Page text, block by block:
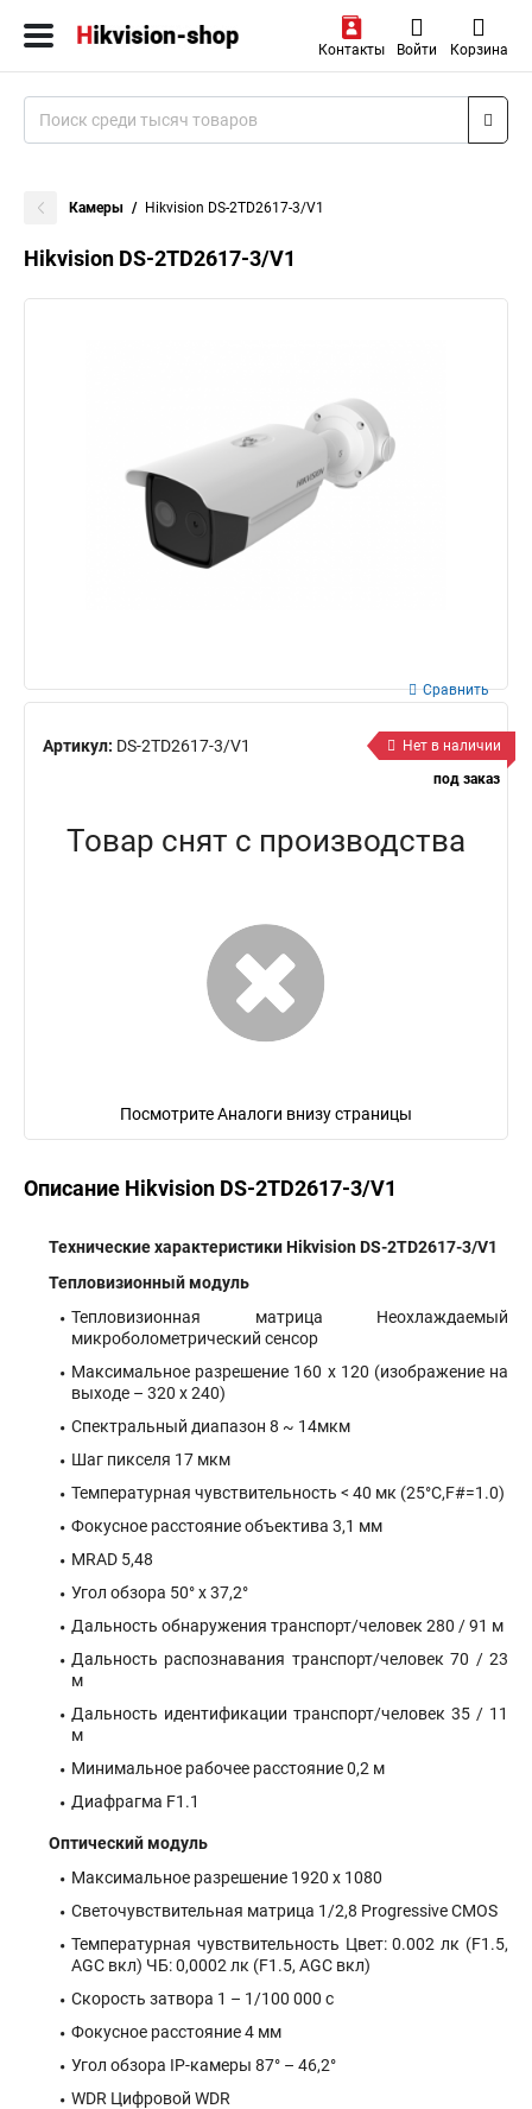
Контакты Войти Корзина
Камеры Hikvision DS-2TD2617-3/V1
Hikvision DS-2TD2617-3/V1
Артикул: DS-2TD2617-3/V1
Сравнить
Нет в наличии
под заказ
Товар снят с производства
Посмотрите Аналоги внизу страницы
Описание Hikvision DS-2TD2617-3/V1
Технические характеристики Hikvision DS-2TD2617-3/V1
Тепловизионный модуль
Тепловизионная матрица Неохлаждаемый
микроболометрический сенсор
Максимальное разрешение 160 х 120 (изображение на
выходе – 320 х 240)
Спектральный диапазон 8 ~ 14мкм
Шаг пикселя 17 мкм
Температурная чувствительность < 40 мк (25°C,F#=1.0)
Фокусное расстояние объектива 3,1 мм
MRAD 5,48
Угол обзора 50° x 37,2°
Дальность обнаружения транспорт/человек 280 / 91 м
Дальность распознавания транспорт/человек 70 / 23
м
Дальность идентификации транспорт/человек 35 / 11
м
Минимальное рабочее расстояние 0,2 м
Диафрагма F1.1
Оптический модуль
Максимальное разрешение 1920 х 1080
Светочувствительная матрица 1/2,8 Progressive CMOS
Температурная чувствительность Цвет: 0.002 лк (F1.5,
AGC вкл) ЧБ: 0,0002 лк (F1.5, AGC вкл)
Скорость затвора 1 – 1/100 000 с
Фокусное расстояние 4 мм
Угол обзора IP-камеры 87° – 46,2°
WDR Цифровой WDR